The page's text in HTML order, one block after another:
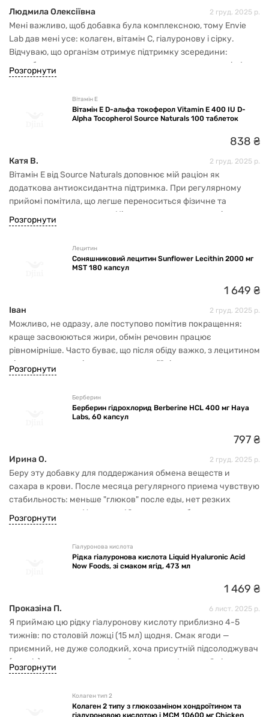
Людмила Олексіївна 2 груд. 2025 р.
Мені важливо, щоб добавка була комплексною, тому Envie
Lab дав мені усе: колаген, вітамін C, гіалуронову і сірку.
Відчуваю, що організм отримує підтримку зсередини:
суглоби вже не клацають, стало легше долати сходи від 1 до
4 поверху, загальне самопочуття — кращє.
Розгорнути
Вітамін E
Вітамін E D-альфа токоферол Vitamin E 400 IU D-
Alpha Tocopherol Source Naturals 100 таблеток
838 ₴
Катя В. 2 груд. 2025 р.
Вітамін E від Source Naturals доповнює мій раціон як
додаткова антиоксидантна підтримка. При регулярному
прийомі помітила, що легше переноситься фізичне та
розумове навантаження. Ціна гарна, поставила дзвіночок,
щоб коли зявиться знову замовити.
Розгорнути
Лецитин
Соняшниковий лецитин Sunflower Lecithin 2000 мг
MST 180 капсул
1 649 ₴
Іван 2 груд. 2025 р.
Можливо, не одразу, але поступово помітив покращення:
краще засвоюються жири, обмін речовин працює
рівномірніше. Часто буває, що після обіду важко, з лецитином
відчувається легкість, тяга до важкої їжі зменшилась.
Загалом — гарна підтримка організму при здоровому
Розгорнути
Берберин
Берберин гідрохлорид Berberine HCL 400 мг Haya
Labs, 60 капсул
797₴
Ирина О. 2 груд. 2025 р.
Беру эту добавку для поддержания обмена веществ и
сахара в крови. После месяца регулярного приема чувствую
стабильность: меньше "глюков" после еды, нет резких
скачков энергии. Упаковка 60 капсул – удобно для
длительного курса.
Розгорнути
Гіалуронова кислота
Рідка гіалуронова кислота Liquid Hyaluronic Acid
Now Foods, зі смаком ягід, 473 мл
1 469 ₴
Проказіна П. 6 лист. 2025 р.
Я приймаю цю рідку гіалуронову кислоту приблизно 4-5
тижнів: по столовій ложці (15 мл) щодня. Смак ягоди —
приємний, не дуже солодкий, хоча присутній підсолоджувач
(ксиліт) — для мене це плюс, бо пити комфортно. Зміни:
шкіра стала легше зволоженою, менш грубою на дотик, м’язи
можливо, через кращу мастильність суглобів. Саме рідка
форма, ае капсули, мені стала комфортнішою. Що не
Розгорнути
Колаген тип 2
Колаген 2 типу з глюкозаміном хондроїтином та
гіалуроновою кислотою і МСМ 10600 мг Chicken